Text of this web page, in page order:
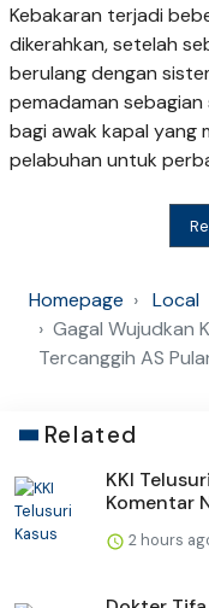
Kebakaran terjadi
dikerahkan, setelah
berulang dengan
pemadaman
bagi awak kapal yang
pelabuhan untuk
Homepage
Local
Gagal Wujudkan
Tercanggih AS
Related
KKI
Komentar
2 hours